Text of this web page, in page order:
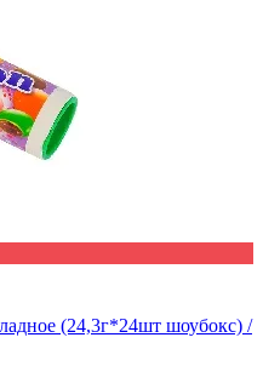
(24,3г*24шт шоубокс) /